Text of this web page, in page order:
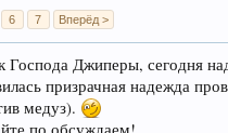
6 7 Вперёд >
Господа Джиперы, сегодня
призрачная надежда
медуз).